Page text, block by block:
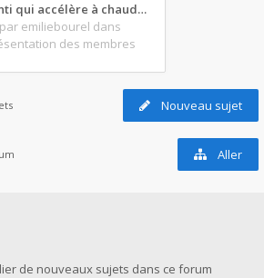
Ralenti qui accélère à chaud et ne redescend pas...
par emiliebourel dans
des membres
Nouveau sujet
Aller
de nouveaux sujets dans ce forum